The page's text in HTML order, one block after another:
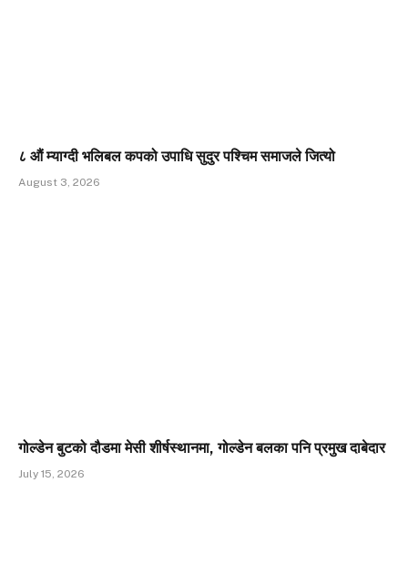
८ औं म्याग्दी भलिबल कपको उपाधि सुदुर पश्चिम समाजले जित्यो
August 3, 2026
गोल्डेन बुटको दौडमा मेसी शीर्षस्थानमा, गोल्डेन बलका पनि प्रमुख दाबेदार
July 15, 2026